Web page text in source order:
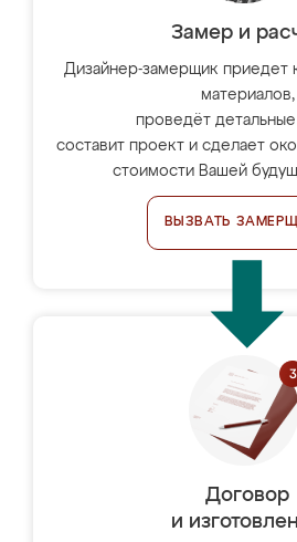
Замер и
Дизайнер-замерщик приедет
материалов,
проведёт
составит проект и сделает
стоимости Вашей
ВЫЗВАТЬ
Договор
и